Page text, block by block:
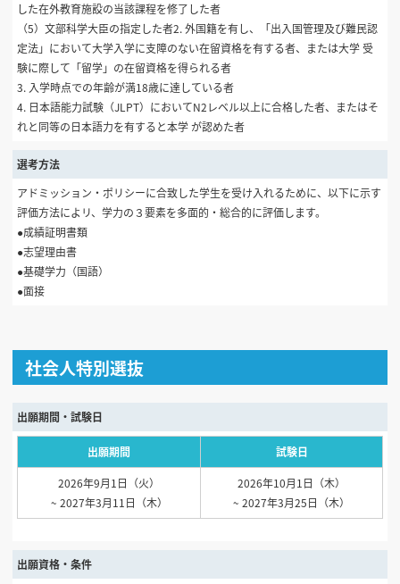
した在外教育施設の当該課程を修了した者
（5）文部科学大臣の指定した者2. 外国籍を有し、「出入国管理及び難民認
定法」において大学入学に支障のない在留資格を有する者、または大学 受
験に際して「留学」の在留資格を得られる者
3. 入学時点での年齢が満18歳に達している者
4. 日本語能力試験（JLPT）においてN2レベル以上に合格した者、またはそ
れと同等の日本語力を有すると本学 が認めた者
選考方法
アドミッション・ポリシーに合致した学生を受け入れるために、以下に示す
評価方法によリ、学力の３要素を多面的・総合的に評価します。
●成績証明書類
●志望理由書
●基礎学力（国語）
●面接
社会人特別選抜
出願期間・試験日
出願期間 試験日
2026年9月1日（火）
~ 2027年3月11日（木）
2026年10月1日（木）
~ 2027年3月25日（木）
出願資格・条件